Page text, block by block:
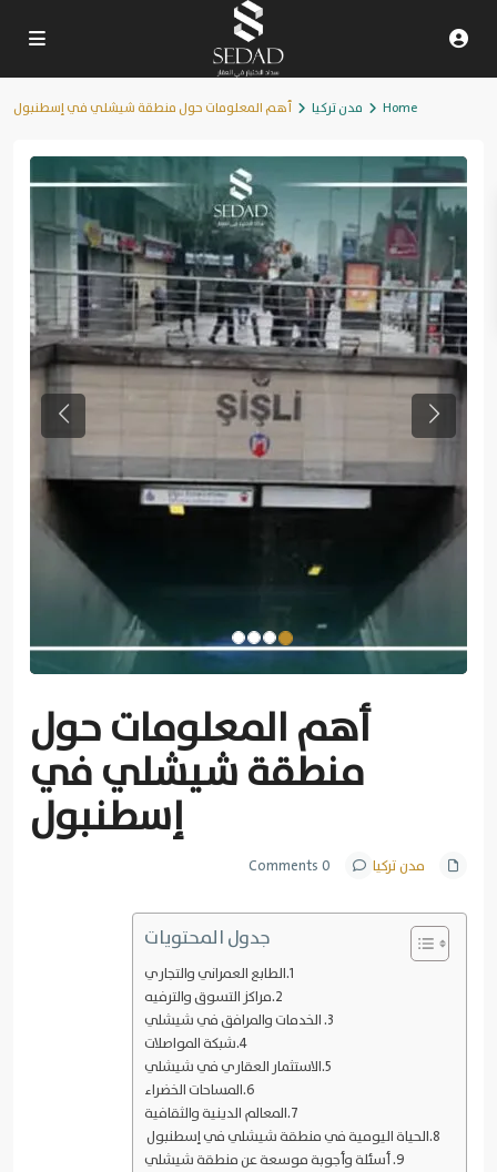
Home مدن تركيا أهم المعلومات حول منطقة شيشلي في إسطنبول
Previous Next
أهم المعلومات حول
منطقة شيشلي في
إسطنبول
مدن تركيا
جدول المحتويات
الطابع العمراني والتجاري
مراكز التسوق والترفيه
الخدمات والمرافق في شيشلي
شبكة المواصلات
الاستثمار العقاري في شيشلي
المساحات الخضراء
المعالم الدينية والثقافية
الحياة اليومية في منطقة شيشلي في إسطنبول
أسئلة وأجوبة موسعة عن منطقة شيشلي